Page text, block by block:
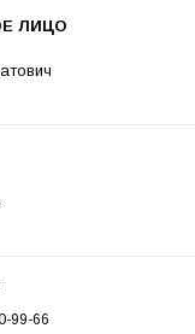
99-66